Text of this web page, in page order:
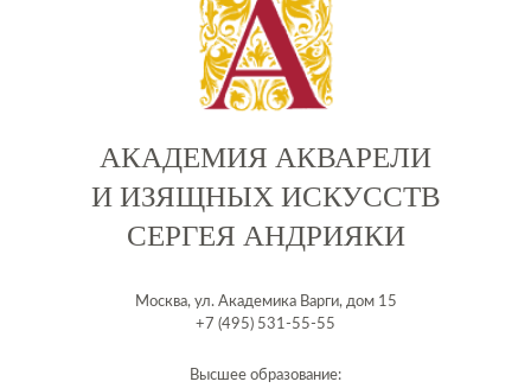
АКАДЕМИЯ АКВАРЕЛИ
И ИЗЯЩНЫХ ИСКУССТВ
СЕРГЕЯ АНДРИЯКИ
Москва, ул. Академика Варги, дом 15
+7 (495) 531-55-55
Высшее образование: